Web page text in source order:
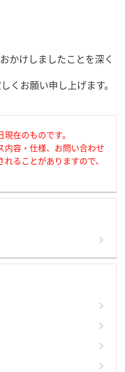
かけしましたことを深く
くお願い申し上げます。
在のものです。
内容・仕様、お問い合わせ
ることがありますので、